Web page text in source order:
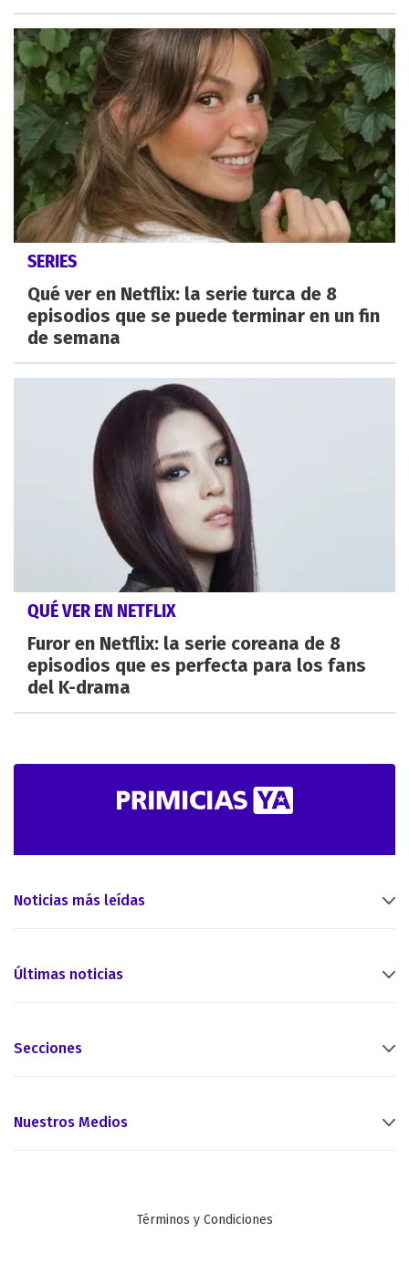
SERIES
Qué ver en Netflix: la serie turca de 8
episodios que se puede terminar en un fin
de semana
QUÉ VER EN NETFLIX
Furor en Netflix: la serie coreana de 8
episodios que es perfecta para los fans
del K-drama
Noticias más leídas
Últimas noticias
Secciones
Nuestros Medios
Términos y Condiciones